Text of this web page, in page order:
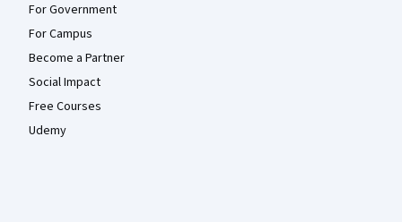
For Government
For Campus
Become a Partner
Social Impact
Free Courses
Udemy